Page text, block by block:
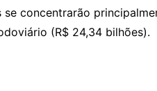
concentrarão
(R$ 24,34 bilhões).